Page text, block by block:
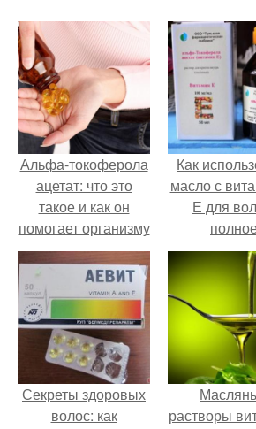
Альфа-токоферола
ацетат: что это
такое и как он
помогает организму
Как
масло с
Е для
Секреты здоровых
волос: как
растворы